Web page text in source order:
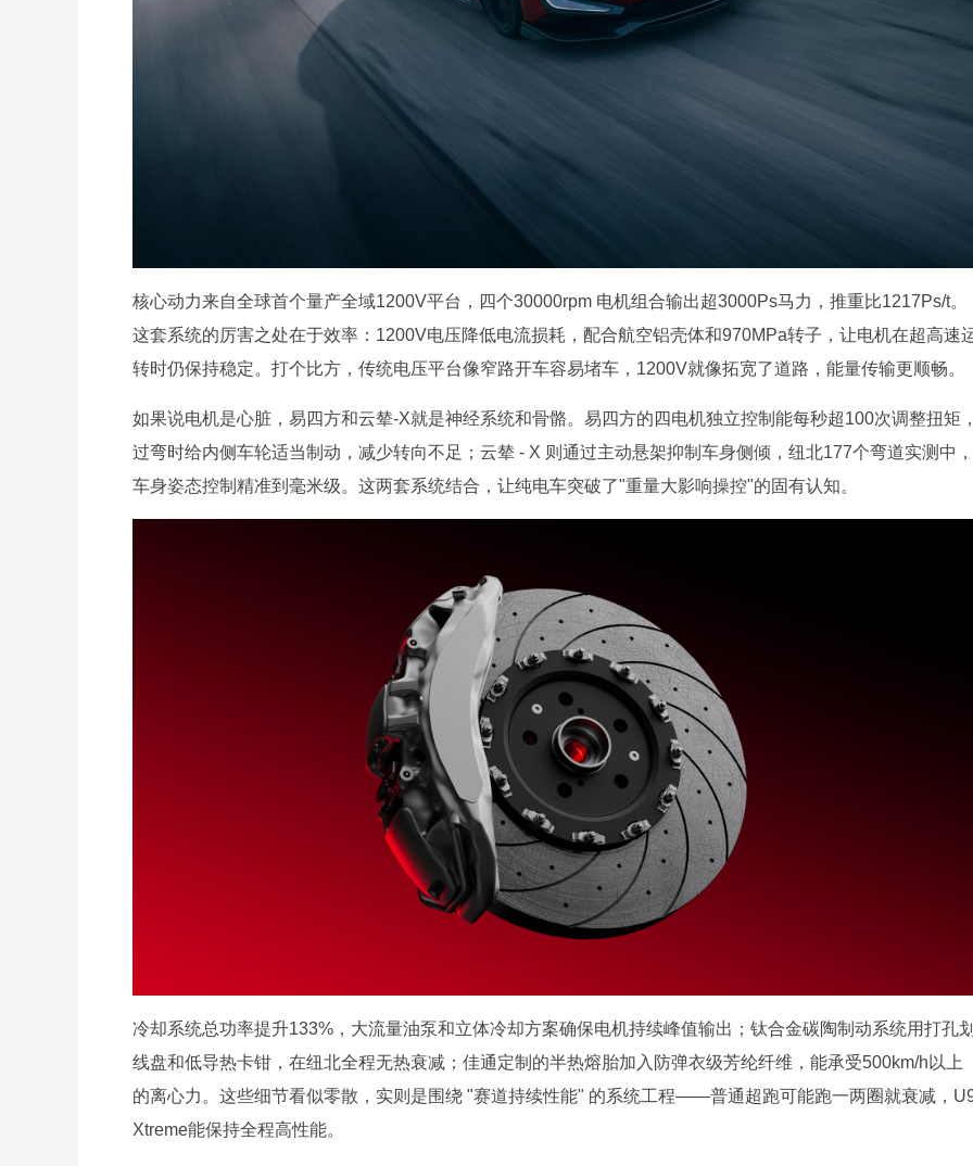
核心动力来自全球首个量产全域1200V平台，四个30000rpm 电机组合输出超3000Ps马力，推重比1217Ps/t。
这套系统的厉害之处在于效率：1200V电压降低电流损耗，配合航空铝壳体和970MPa转子，让电机在超高速
转时仍保持稳定。打个比方，传统电压平台像窄路开车容易堵车，1200V就像拓宽了道路，能量传输更顺畅。
如果说电机是心脏，易四方和云辇-X就是神经系统和骨骼。易四方的四电机独立控制能每秒超100次调整扭矩
过弯时给内侧车轮适当制动，减少转向不足；云辇 - X 则通过主动悬架抑制车身侧倾，纽北177个弯道实测中，
车身姿态控制精准到毫米级。这两套系统结合，让纯电车突破了"重量大影响操控"的固有认知。
冷却系统总功率提升133%，大流量油泵和立体冷却方案确保电机持续峰值输出；钛合金碳陶制动系统用打孔
线盘和低导热卡钳，在纽北全程无热衰减；佳通定制的半热熔胎加入防弹衣级芳纶纤维，能承受500km/h以上
的离心力。这些细节看似零散，实则是围绕 "赛道持续性能" 的系统工程——普通超跑可能跑一两圈就衰减，
Xtreme能保持全程高性能。